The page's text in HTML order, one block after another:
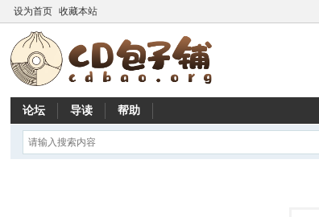
设为首页 收藏本站
论坛 导读 帮助